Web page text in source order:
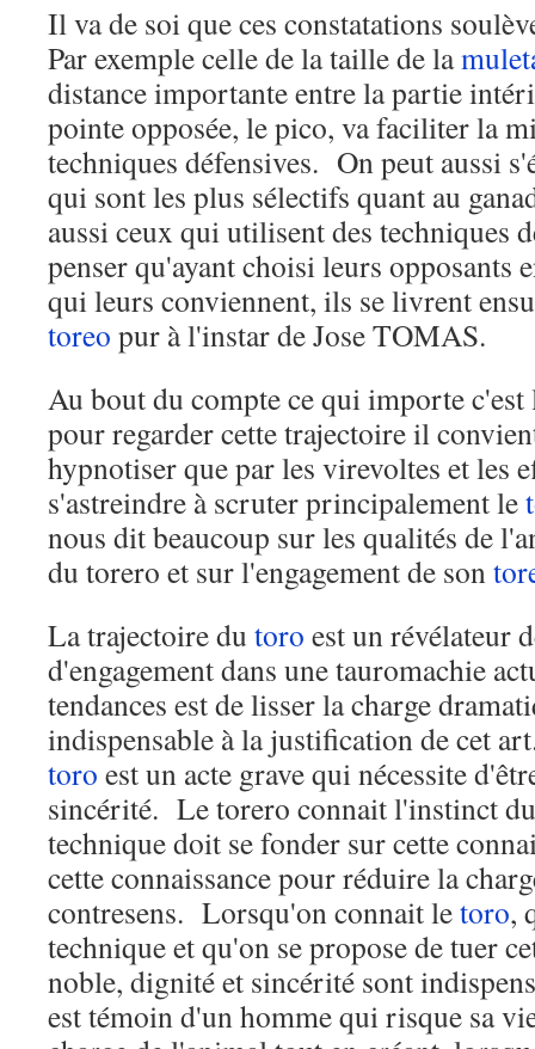
Il va de soi que ces constatations
Par exemple celle de la taille de la
distance importante entre la partie
pointe opposée, le pico, va faciliter la
techniques défensives. On peut aussi
qui sont les plus sélectifs quant au
aussi ceux qui utilisent des techniques
penser qu'ayant choisi leurs opposants
qui leurs conviennent, ils se livrent
toreo pur à l'instar de Jose TOMAS.
Au bout du compte ce qui importe
pour regarder cette trajectoire il
hypnotiser que par les virevoltes et les
s'astreindre à scruter principalement le
nous dit beaucoup sur les qualités de
du torero et sur l'engagement de son
La trajectoire du toro est un révélateur
d'engagement dans une tauromachie
tendances est de lisser la charge
indispensable à la justification de cet
toro est un acte grave qui nécessite
sincérité. Le torero connait l'instinct
technique doit se fonder sur cette
cette connaissance pour réduire la
contresens. Lorsqu'on connait letoro,
technique et qu'on se propose de tuer
noble, dignité et sincérité sont
est témoin d'un homme qui risque sa